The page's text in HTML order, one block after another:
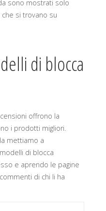
sono mostrati solo
si trovano su
di blocca
offrono la
i prodotti migliori.
mettiamo a
di blocca
e aprendo le pagine
di chi li ha